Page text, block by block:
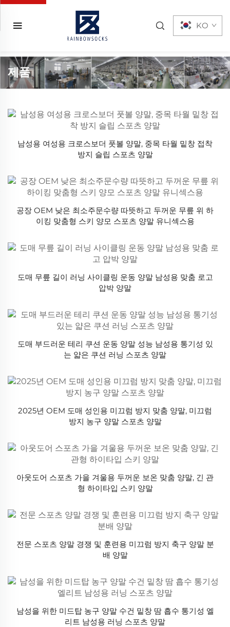
KO
제품
남성용 여성용 크로스보더 풋볼 양말, 중목 타월 밑창 접착
방지 슬립 스포츠 양말
공장 OEM 낮은 최소주문수량 따뜻하고 두꺼운 무릎 위 하
이킹 맞춤형 스키 양모 스포츠 양말 유니섹스용
도매 무릎 길이 러닝 사이클링 운동 양말 남성용 맞춤 로고
압박 양말
도매 부드러운 테리 쿠션 운동 양말 성능 남성용 통기성 있
는 얇은 쿠션 러닝 스포츠 양말
2025년 OEM 도매 성인용 미끄럼 방지 맞춤 양말, 미끄럼
방지 농구 양말 스포츠 양말
아웃도어 스포츠 가을 겨울용 두꺼운 보온 맞춤 양말, 긴 관
형 하이타입 스키 양말
전문 스포츠 양말 경쟁 및 훈련용 미끄럼 방지 축구 양말 분
배 양말
남성을 위한 미드탑 농구 양말 수건 밑창 땀 흡수 통기성 엘
리트 남성용 러닝 스포츠 양말